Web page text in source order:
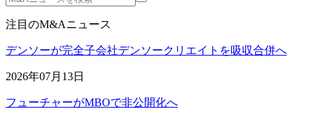
注目のM&Aニュース
デンソーが完全子会社デンソークリエイトを吸収合併へ
2026年07月13日
フューチャーがMBOで非公開化へ